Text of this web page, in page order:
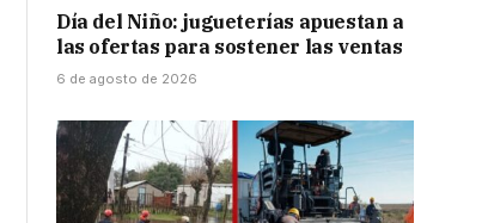
Día del Niño: jugueterías apuestan a
las ofertas para sostener las ventas
6 de agosto de 2026